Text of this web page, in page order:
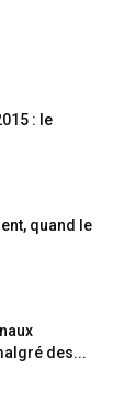
: le
quand le
des...